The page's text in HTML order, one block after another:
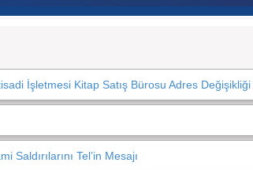
İşletmesi Kitap Satış Bürosu Adres Değişikliği
Tel’in Mesajı